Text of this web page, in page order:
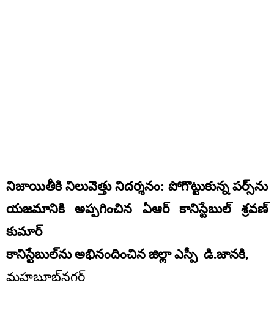
నిజాయితీకి నిలువెత్తు నిదర్శనం: పోగొట్టుకున్న పర్స్‌ను
యజమానికి అప్పగించిన ఏఆర్ కానిస్టేబుల్ శ్రవణ్
కుమార్
కానిస్టేబుల్‌ను అభినందించిన జిల్లా ఎస్పీ డి.జానకి,
మహబూబ్‌నగర్‌